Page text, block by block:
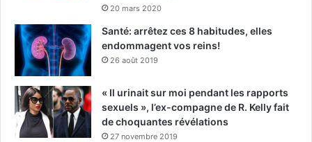
20 mars 2020
Santé: arrêtez ces 8 habitudes, elles
endommagent vos reins!
26 août 2019
« Il urinait sur moi pendant les rapports
sexuels », l’ex-compagne de R. Kelly fait
de choquantes révélations
27 novembre 2019